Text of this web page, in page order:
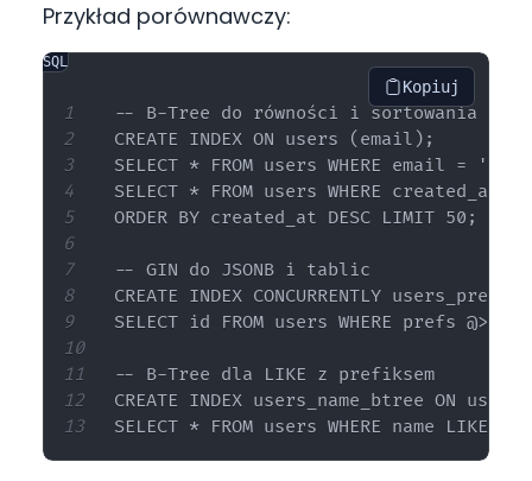
Przykład porównawczy:
SQL
Kopiuj
-- B-Tree do równości i sortowania
CREATE INDEX ON users (email);
SELECT * FROM users WHERE email =
SELECT * FROM users WHERE
ORDER BY created_at DESC LIMIT 50;
-- GIN do JSONB i tablic
CREATE INDEX CONCURRENTLY
SELECT id FROM users WHERE prefs
-- B-Tree dla LIKE z prefiksem
CREATE INDEX users_name_btree ON